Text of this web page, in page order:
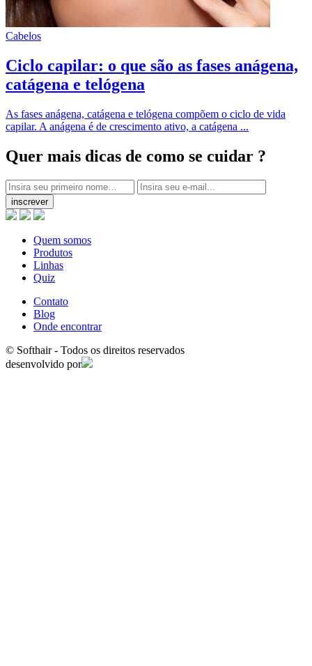
Cabelos
Ciclo capilar: o que são as fases anágena,
catágena e telógena
As fases anágena, catágena e telógena compõem o ciclo de vida
capilar. A anágena é de crescimento ativo, a catágena ...
Quer mais dicas de como se cuidar ?
inscrever
Quem somos
Produtos
Linhas
Quiz
Contato
Blog
Onde encontrar
© Softhair - Todos os direitos reservados
desenvolvido por